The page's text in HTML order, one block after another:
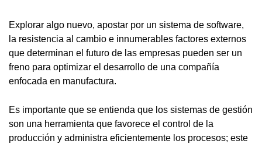
Explorar algo nuevo, apostar por un sistema de software,
la resistencia al cambio e innumerables factores externos
que determinan el futuro de las empresas pueden ser un
freno para optimizar el desarrollo de una compañía
enfocada en manufactura.
Es importante que se entienda que los sistemas de gestión
son una herramienta que favorece el control de la
producción y administra eficientemente los procesos; este